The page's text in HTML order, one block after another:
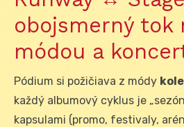
obojsmerný tok
módou a
Pódium si požičiava z módy
každý albumový cyklus je
kapsulami (promo, festivaly,